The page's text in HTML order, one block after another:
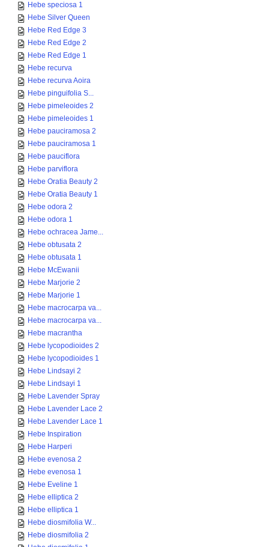
Hebe speciosa 1
Hebe Silver Queen
Hebe Red Edge 3
Hebe Red Edge 2
Hebe Red Edge 1
Hebe recurva
Hebe recurva Aoira
Hebe pinguifolia S...
Hebe pimeleoides 2
Hebe pimeleoides 1
Hebe pauciramosa 2
Hebe pauciramosa 1
Hebe pauciflora
Hebe parviflora
Hebe Oratia Beauty 2
Hebe Oratia Beauty 1
Hebe odora 2
Hebe odora 1
Hebe ochracea Jame...
Hebe obtusata 2
Hebe obtusata 1
Hebe McEwanii
Hebe Marjorie 2
Hebe Marjorie 1
Hebe macrocarpa va...
Hebe macrocarpa va...
Hebe macrantha
Hebe lycopodioides 2
Hebe lycopodioides 1
Hebe Lindsayi 2
Hebe Lindsayi 1
Hebe Lavender Spray
Hebe Lavender Lace 2
Hebe Lavender Lace 1
Hebe Inspiration
Hebe Harperi
Hebe evenosa 2
Hebe evenosa 1
Hebe Eveline 1
Hebe elliptica 2
Hebe elliptica 1
Hebe diosmifolia W...
Hebe diosmifolia 2